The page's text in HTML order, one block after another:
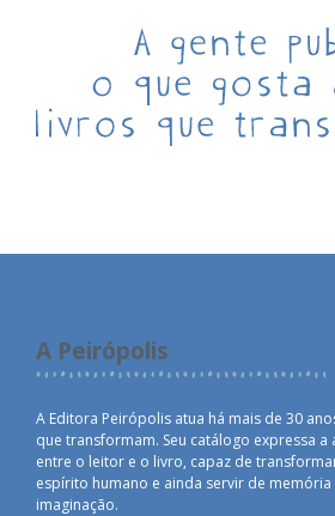
A Peirópolis
A Editora Peirópolis atua há mais de 30
que transformam. Seu catálogo expressa
entre o leitor e o livro, capaz de
espírito humano e ainda servir de memória
imaginação.